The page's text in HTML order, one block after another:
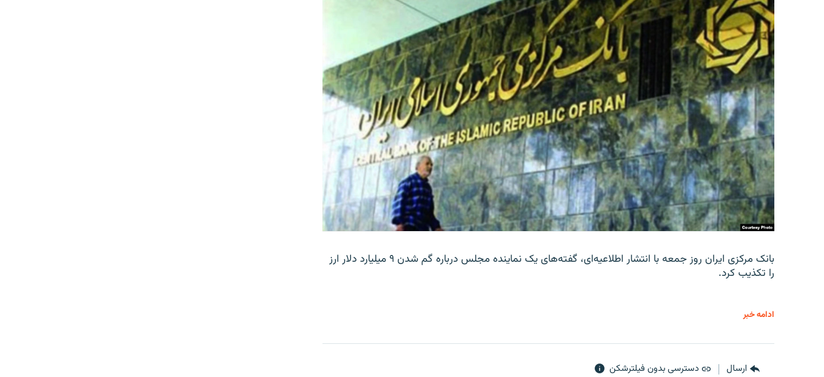
بانک مرکزی ایران روز جمعه با انتشار اطلاعیه‌ای، گفته‌های یک نماینده مجلس درباره گم شدن ۹ میلیارد دلار ارز
را تکذیب کرد.
ادامه خبر
ارسال دسترسی بدون فیلترشکن